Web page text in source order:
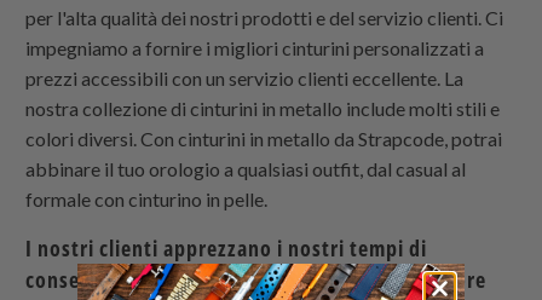
per l'alta qualità dei nostri prodotti e del servizio clienti. Ci
impegniamo a fornire i migliori cinturini personalizzati a
prezzi accessibili con un servizio clienti eccellente. La
nostra collezione di cinturini in metallo include molti stili e
colori diversi. Con cinturini in metallo da Strapcode , potrai
abbinare il tuo orologio a qualsiasi outfit, dal casual al
formale con cinturino in pelle.
I nostri clienti apprezzano i nostri tempi di
consegna: gli ordini vengono spediti entro 24 ore